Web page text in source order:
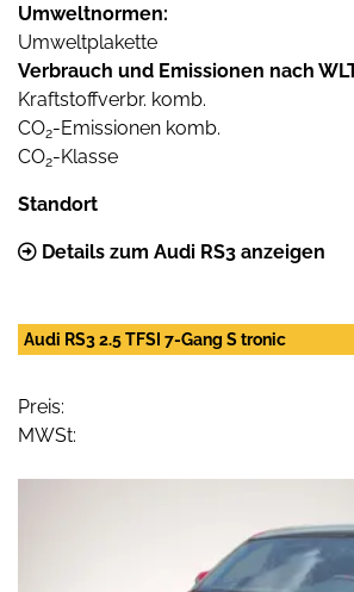
Umweltnormen:
Umweltplakette
Verbrauch und Emissionen nach
Kraftstoffverbr. komb.
CO2-Emissionen komb.
CO2-Klasse
Standort
Details zum Audi RS3 anzeigen
Audi RS3 2.5 TFSI 7-Gang S tronic
Preis:
MWSt: